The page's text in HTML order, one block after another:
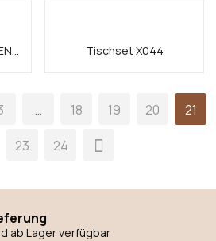
MARGOT BIANCO-ARGENTO BETULLA Tischset X044
… 18 19 20 21
23 24
ab Lager verfügbar